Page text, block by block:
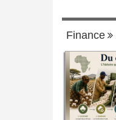
Finance